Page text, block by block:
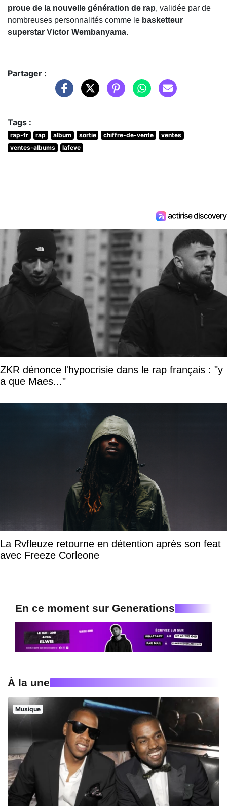
proue de la nouvelle génération de rap, validée par de
nombreuses personnalités comme le basketteur
superstar Victor Wembanyama.
Partager :
Tags :
rap-fr rap album sortie chiffre-de-vente
ventes
ventes-albums
lafeve
ZKR dénonce l'hypocrisie dans le rap français : "y
a que Maes..."
La Rvfleuze retourne en détention après son feat
avec Freeze Corleone
En ce moment sur Generations
À la une
Musique